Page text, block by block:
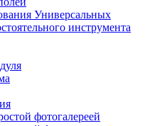
Универсальных
инструмента
фотогалереей